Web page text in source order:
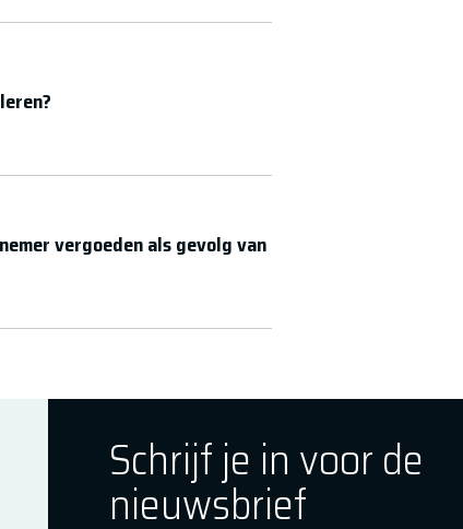
vergoeden als gevolg van
Schrijf je in voor de
nieuwsbrief